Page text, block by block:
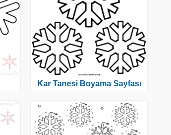
Kar Tanesi Boyama Sayfası